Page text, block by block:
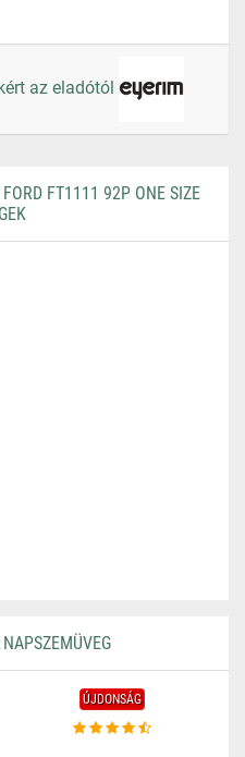
az eladótól
FT1111 92P ONE SIZE
ÚJDONSÁG